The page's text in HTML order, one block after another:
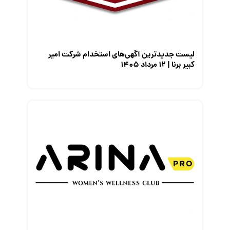
لیست جدیدترین آگهی‌های استخدام شرکت امیر
کبیر برنا | ۱۲ مرداد ۱۴۰۵